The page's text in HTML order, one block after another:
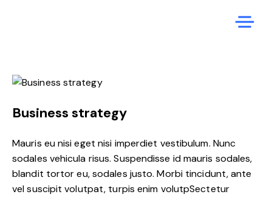
Business strategy
Mauris eu nisi eget nisi imperdiet vestibulum. Nunc
sodales vehicula risus. Suspendisse id mauris sodales,
blandit tortor eu, sodales justo. Morbi tincidunt, ante
vel suscipit volutpat, turpis enim volutpSectetur